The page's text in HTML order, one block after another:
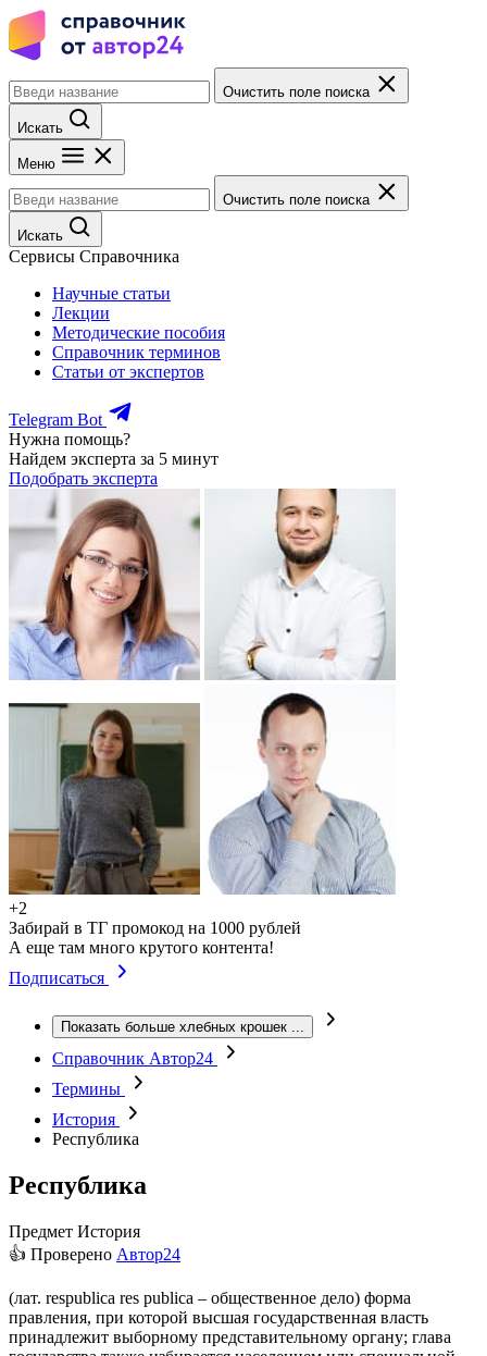
Очистить поле поиска
Искать
Меню
Очистить поле поиска
Искать
Сервисы Справочника
Научные статьи
Лекции
Методические пособия
Справочник терминов
Статьи от экспертов
Telegram Bot
Нужна помощь?
Найдем эксперта за 5 минут
Подобрать эксперта
+2
Забирай в ТГ промокод на 1000 рублей
А еще там много крутого контента!
Подписаться
Показать больше хлебных крошек ...
Справочник Автор24
Термины
История
Республика
Республика
Предмет История
👍 Проверено Автор24
(лат. respublica res publica – общественное дело) форма
правления, при которой высшая государственная власть
принадлежит выборному представительному органу; глава